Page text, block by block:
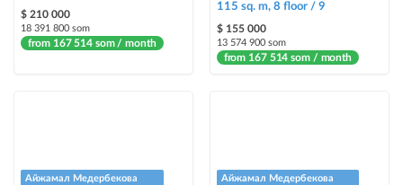
$ 210 000
18 391 800 som
from 167 514 som / month
115 sq. m, 8 floor / 9
$ 155 000
13 574 900 som
from 167 514 som / month
Айжамал Медербекова
Айжамал Медербекова